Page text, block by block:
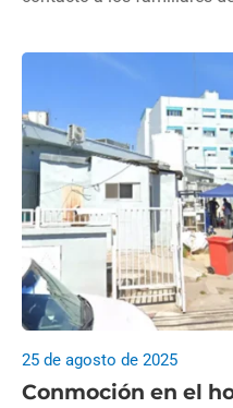
Conmoción en el
25 de agosto de 2025